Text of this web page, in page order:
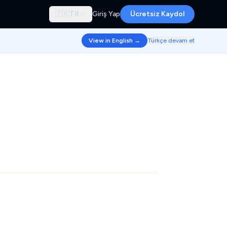
🇹🇷 TR Giriş Yap Ücretsiz Kaydol
View in English → Türkçe devam et